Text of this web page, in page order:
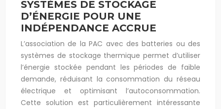
SYSTÈMES DE STOCKAGE
D’ÉNERGIE POUR UNE
INDÉPENDANCE ACCRUE
L’association de la PAC avec des batteries ou des
systèmes de stockage thermique permet d’utiliser
l’énergie stockée pendant les périodes de faible
demande, réduisant la consommation du réseau
électrique et optimisant l’autoconsommation.
Cette solution est particulièrement intéressante